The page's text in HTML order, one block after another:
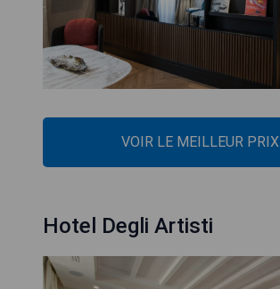
VOIR LE MEILLEUR PRIX
Hotel Degli Artisti